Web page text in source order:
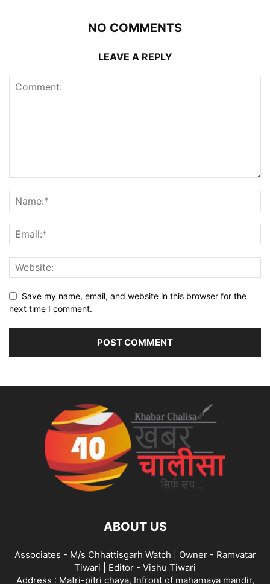
NO COMMENTS
LEAVE A REPLY
Save my name, email, and website in this browser for the
next time I comment.
ABOUT US
Associates - M/s Chhattisgarh Watch | Owner - Ramvatar
Tiwari | Editor - Vishu Tiwari
Address : Matri-pitri chaya, Infront of mahamaya mandir,